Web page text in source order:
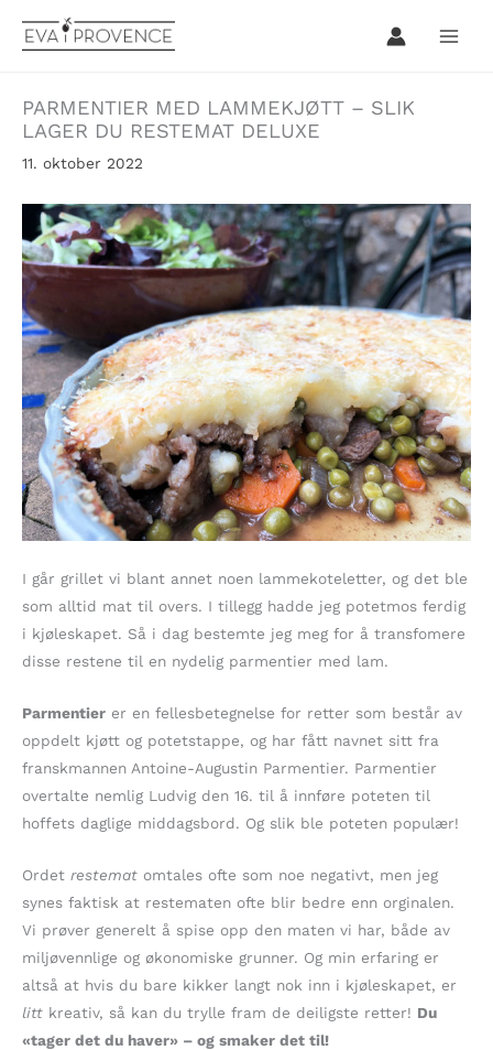
rett
PARMENTIER MED LAMMEKJØTT – SLIK
LAGER DU RESTEMAT DELUXE
11. oktober 2022
I går grillet vi blant annet noen lammekoteletter, og det ble
som alltid mat til overs. I tillegg hadde jeg potetmos ferdig
i kjøleskapet. Så i dag bestemte jeg meg for å transfomere
disse restene til en nydelig parmentier med lam.
Parmentier er en fellesbetegnelse for retter som består av
oppdelt kjøtt og potetstappe, og har fått navnet sitt fra
franskmannen Antoine-Augustin Parmentier. Parmentier
overtalte nemlig Ludvig den 16. til å innføre poteten til
hoffets daglige middagsbord. Og slik ble poteten populær!
Ordet restemat omtales ofte som noe negativt, men jeg
synes faktisk at restematen ofte blir bedre enn orginalen.
Vi prøver generelt å spise opp den maten vi har, både av
miljøvennlige og økonomiske grunner. Og min erfaring er
altså at hvis du bare kikker langt nok inn i kjøleskapet, er
litt kreativ, så kan du trylle fram de deiligste retter! Du
«tager det du haver» – og smaker det til!